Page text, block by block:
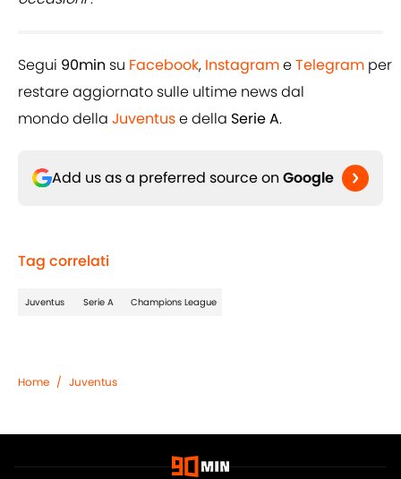
Segui 90min su Facebook, InstagrameTelegram per
restare aggiornato sulle ultime news dal
mondo della Juventuse della Serie A.
Add us as a preferred source on Google
Tag correlati
Juventus Serie A Champions League
Home / Juventus